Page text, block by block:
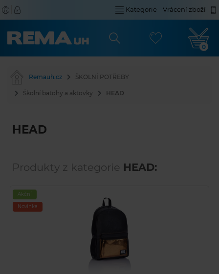
Kategorie Vrácení zboží
0
Remauh.cz ŠKOLNÍ POTŘEBY
Školní batohy a aktovky HEAD
HEAD
Produkty z kategorie HEAD:
Akční
Novinka